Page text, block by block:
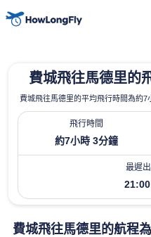
費城飛往馬德里的
費城飛往馬德里的平均飛行時間為約7
飛行時間
約7小時 3分鐘
最遲
費城飛往馬德里的航程